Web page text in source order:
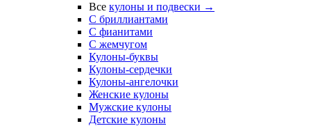
Все кулоны и подвески →
С бриллиантами
С фианитами
С жемчугом
Кулоны-буквы
Кулоны-сердечки
Кулоны-ангелочки
Женские кулоны
Мужские кулоны
Детские кулоны